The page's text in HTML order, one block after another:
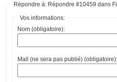
Répondre à: Répondre #10459 dans
Vos informations:
Nom (obligatoire):
Mail (ne sera pas publié) (obligatoire):